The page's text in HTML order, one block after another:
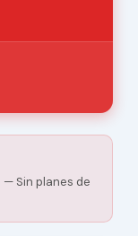
— Sin planes de